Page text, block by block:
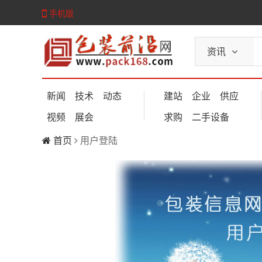
手机版
资讯
新闻 技术
动态
视频
展会
建站 企业
供应
求购
二手设备
首页
用户登陆